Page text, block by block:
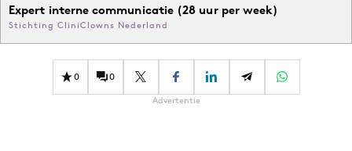
Expert interne communicatie (28 uur per week)
Stichting CliniClowns Nederland
0 0
Advertentie